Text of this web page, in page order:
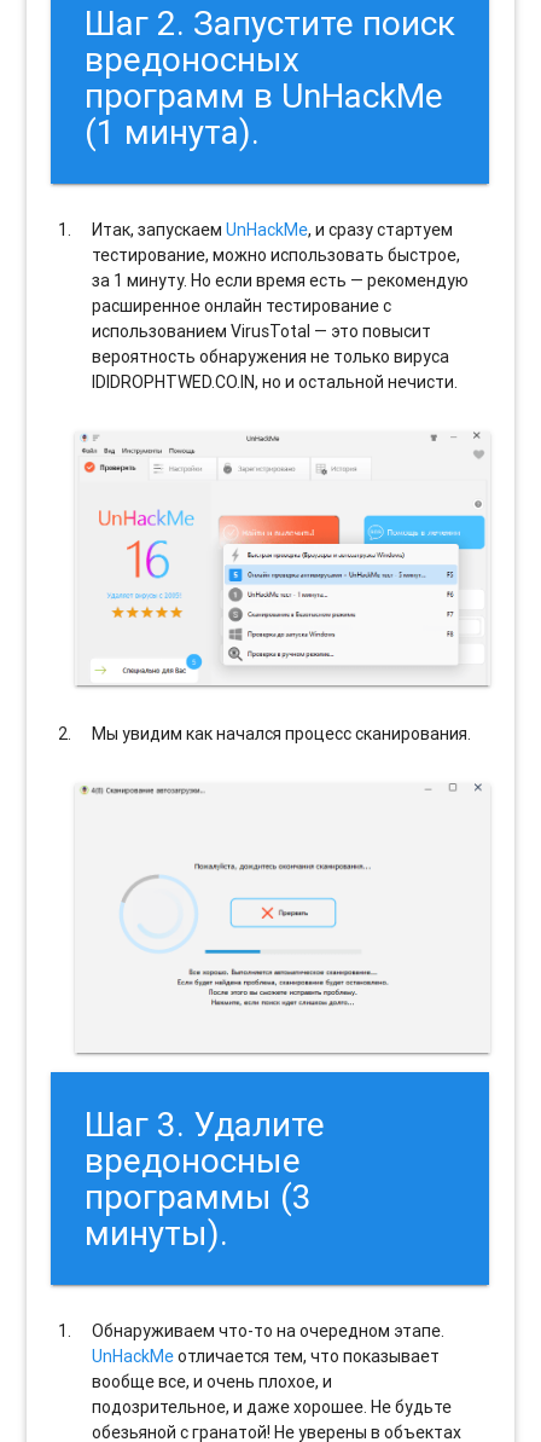
Шаг 2. Запустите поиск
вредоносных
программ в UnHackMe
(1 минута).
Итак, запускаемUnHackMe, и сразу стартуем
тестирование, можно использовать быстрое,
за 1 минуту. Но если время есть — рекомендую
расширенное онлайн тестирование с
использованием VirusTotal — это повысит
вероятность обнаружения не только вируса
IDIDROPHTWED.CO.IN, но и остальной нечисти.
Мы увидим как начался процесс сканирования.
Шаг 3. Удалите
вредоносные
программы (3
минуты).
Обнаруживаем что-то на очередном этапе.
UnHackMeотличается тем, что показывает
вообще все, и очень плохое, и
подозрительное, и даже хорошее. Не будьте
обезьяной с гранатой! Не уверены в объектах